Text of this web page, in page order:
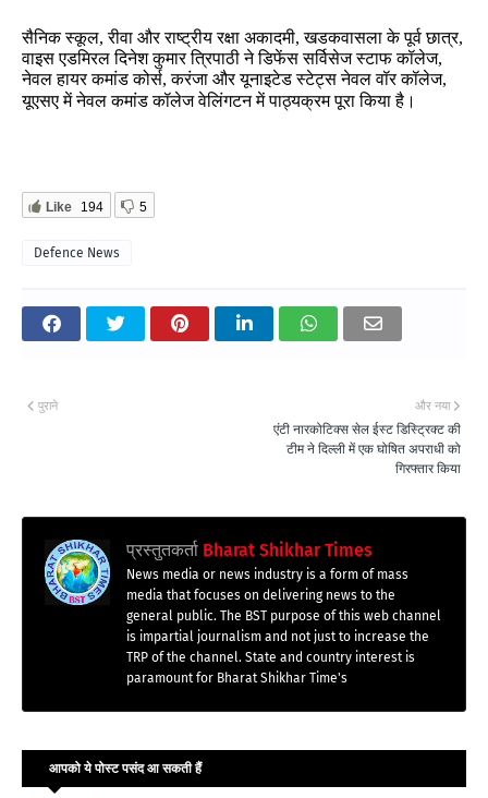
सैनिक स्कूल,रीवा और राष्ट्रीय रक्षा अकादमी,खडकवासला के पूर्व छात्र,
वाइस एडमिरल दिनेश कुमार त्रिपाठी ने डिफेंस सर्विसेज स्टाफ कॉलेज,
नेवल हायर कमांड कोर्स,करंजा और यूनाइटेड स्टेट्स नेवल वॉर कॉलेज,
यूएसए में नेवल कमांड कॉलेज वेलिंगटन में पाठ्यक्रम पूरा किया है।
Like 194 5
Defence News
और नया
एंटी नारकोटिक्स सेल ईस्ट डिस्ट्रिक्ट की
टीम ने दिल्ली में एक घोषित अपराधी को
गिरफ्तार किया
पुराने
प्रस्तुतकर्ता Bharat Shikhar Times
News media or news industry is a form of mass
media that focuses on delivering news to the
general public. The BST purpose of this web channel
is impartial journalism and not just to increase the
TRP of the channel. State and country interest is
paramount for Bharat Shikhar Time's
आपको ये पोस्ट पसंद आ सकती हैं